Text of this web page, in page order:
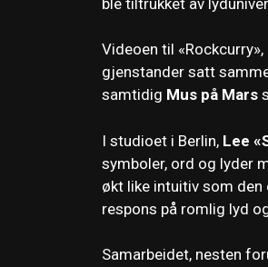
Videoen til
gjenstander satt
samtidig Mus på Mars
I studioet i Berlin, Lee
symboler, ord og lyder
økt like intuitiv som den
respons på romlig lyd
Samarbeidet, nesten